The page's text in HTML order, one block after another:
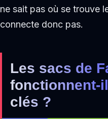
ne sait pas où se trouve
connecte donc pas.
Les sacs de
fonctionnent-
clés ?